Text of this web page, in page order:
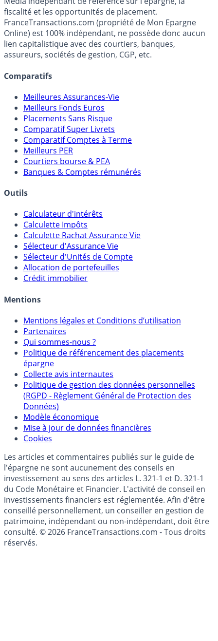
Premier guide épargne de France, en ligne depuis 2001.
Média indépendant de référence sur l'épargne, la
fiscalité et les opportunités de placement.
FranceTransactions.com (propriété de Mon Epargne
Online) est 100% indépendant, ne possède donc aucun
assureurs, sociétés de gestion, CGP, etc.
Comparatifs
Meilleures Assurances-Vie
Meilleurs Fonds Euros
Placements Sans Risque
Comparatif Super Livrets
Comparatif Comptes à Terme
Meilleurs PER
Banques & Comptes rémunérés
Outils
Calculateur d'intérêts
Calculette Impôts
Calculette Rachat Assurance Vie
Sélecteur d'Assurance Vie
Sélecteur d'Unités de Compte
Crédit immobilier
Mentions
Mentions légales et Conditions d’utilisation
Partenaires
Qui sommes-nous ?
Politique de référencement des placements
épargne
Collecte avis internautes
Politique de gestion des données personnelles
(RGPD - Règlement Général de Protection des
Données)
Modèle économique
Cookies
Les articles et commentaires publiés sur le guide de
l'épargne ne sont aucunement des conseils en
investissement au sens des articles L. 321-1 et D. 321-1
du Code Monétaire et Financier. L'activité de conseil en
investissements financiers est réglementée. Afin d'être
conseillé personnellement, un conseiller en gestion de
patrimoine, indépendant ou non-indépendant, doit être